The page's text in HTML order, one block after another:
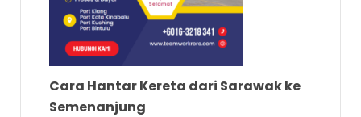
Cara Hantar Kereta dari Sarawak ke
Semenanjung